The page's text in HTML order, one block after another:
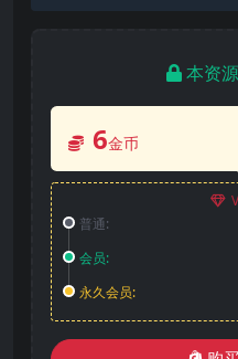
本资
6金币
普通:
会员:
永久会员: